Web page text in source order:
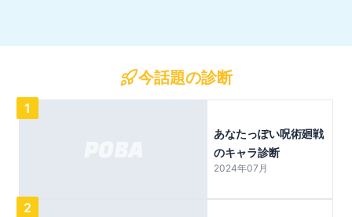
今話題の診断
1
あなたっぽい呪術廻戦
のキャラ診断
2024年07月
2